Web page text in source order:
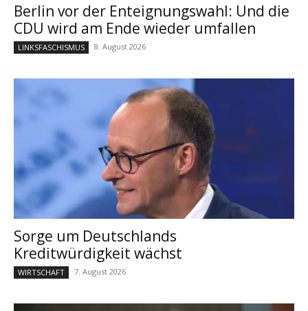
Berlin vor der Enteignungswahl: Und die
CDU wird am Ende wieder umfallen
LINKSFASCHISMUS 8. August 2026
Sorge um Deutschlands
Kreditwürdigkeit wächst
WIRTSCHAFT 7. August 2026